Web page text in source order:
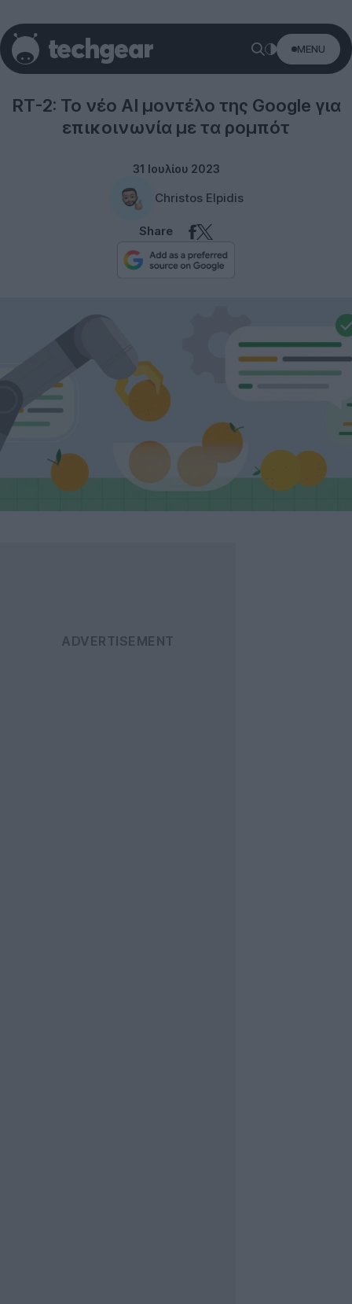
MENU
RT-2: Το νέο AI μοντέλο της Google για
επικοινωνία με τα ρομπότ
31 Ιουλίου 2023
Christos Elpidis
Share